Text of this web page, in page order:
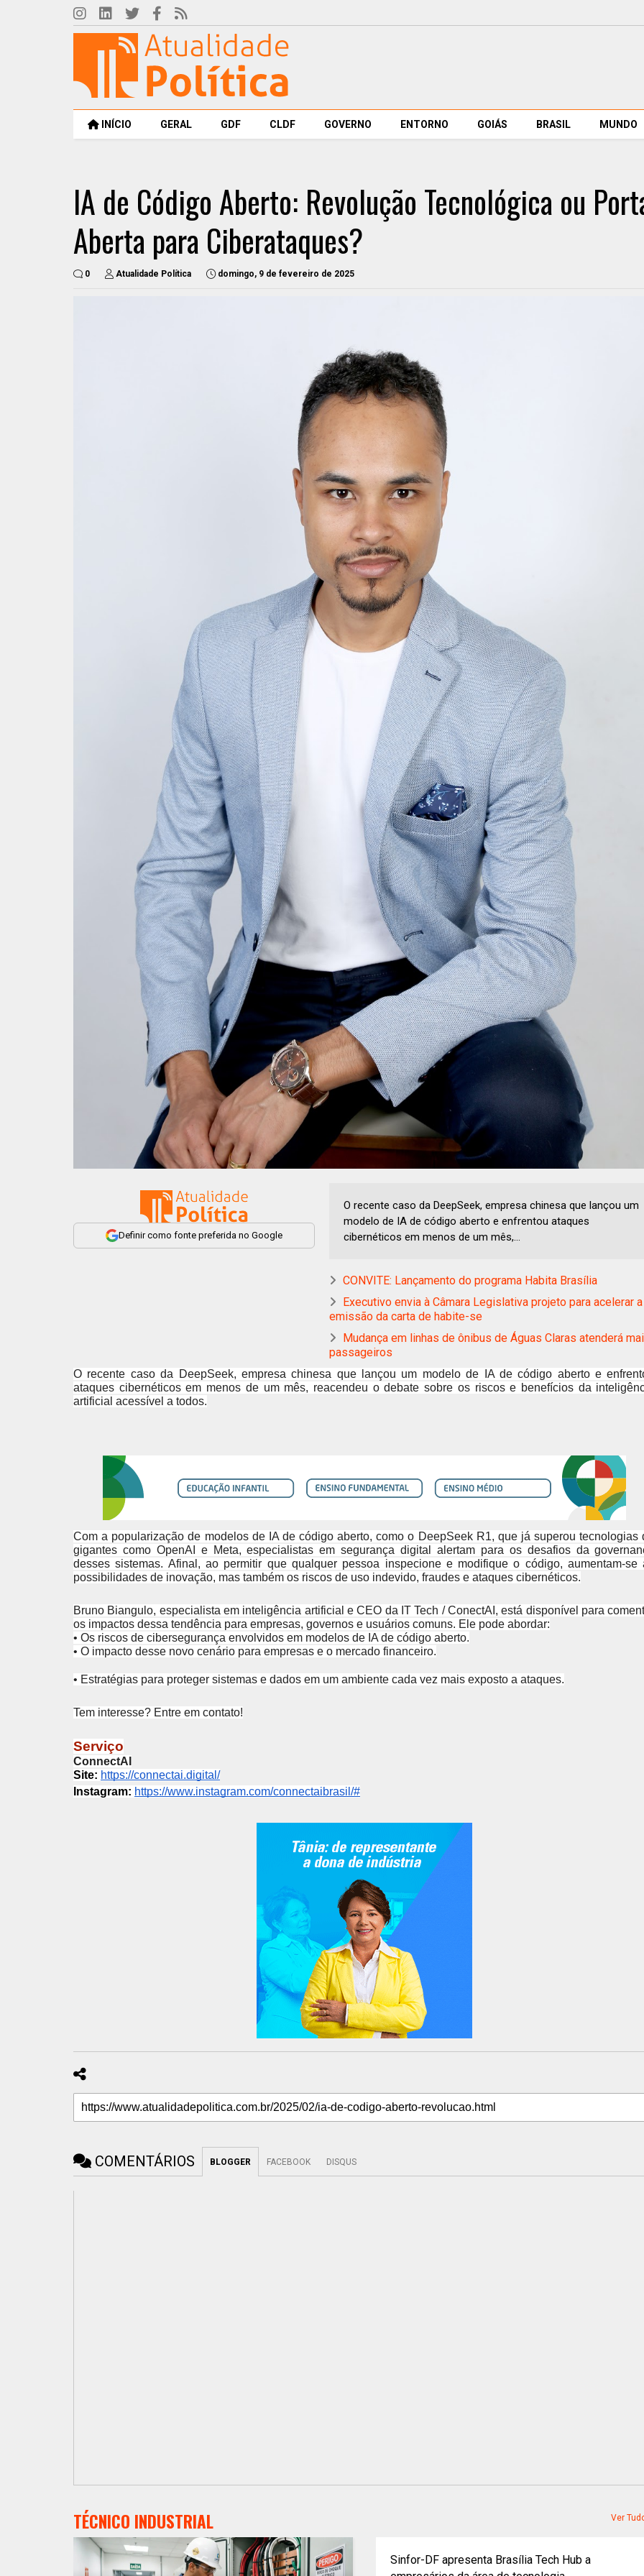
INÍCIO GERAL GDF CLDF GOVERNO ENTORNO GOIÁS BRASIL MUNDO
IA de Código Aberto: Revolução Tecnológica ou
Aberta para Ciberataques?
0 Atualidade Política domingo, 9 de fevereiro de 2025
Definir como fonte preferida no Google
O recente caso da DeepSeek, empresa chinesa que lançou um
modelo de IA de código aberto e enfrentou ataques
cibernéticos em menos de um mês,...
CONVITE: Lançamento do programa Habita Brasília
Executivo envia à Câmara Legislativa projeto para acelerar a
emissão da carta de habite-se
Mudança em linhas de ônibus de Águas Claras atenderá
passageiros
O recente caso da DeepSeek, empresa chinesa que lançou um modelo de IA de código aberto e
ataques cibernéticos em menos de um mês, reacendeu o debate sobre os riscos e benefícios da
artificial acessível a todos.
Com a popularização de modelos de IA de código aberto, como o DeepSeek R1, que já superou tecnologias
gigantes como OpenAI e Meta, especialistas em segurança digital alertam para os desafios da
desses sistemas. Afinal, ao permitir que qualquer pessoa inspecione e modifique o código, aumentam-se
possibilidades de inovação, mas também os riscos de uso indevido, fraudes e ataques cibernéticos.
Bruno Biangulo, especialista em inteligência artificial e CEO da IT Tech / ConectAI, está disponível para
os impactos dessa tendência para empresas, governos e usuários comuns. Ele pode abordar:
• Os riscos de cibersegurança envolvidos em modelos de IA de código aberto.
• O impacto desse novo cenário para empresas e o mercado financeiro.
• Estratégias para proteger sistemas e dados em um ambiente cada vez mais exposto a ataques.
Tem interesse? Entre em contato!
Serviço
ConnectAI
Site: https://connectai.digital/
Instagram: https://www.instagram.com/connectaibrasil/#
COMENTÁRIOS BLOGGER FACEBOOK DISQUS
TÉCNICO INDUSTRIAL Ver
Sinfor-DF apresenta Brasília Tech Hub a